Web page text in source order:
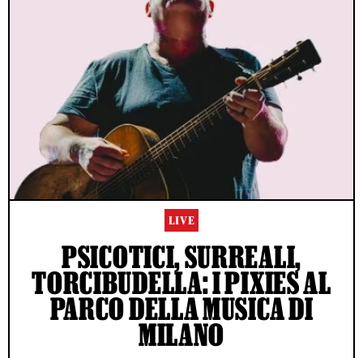
LIVE
PSICOTICI, SURREALI,
TORCIBUDELLA: I PIXIES AL
PARCO DELLA MUSICA DI
MILANO